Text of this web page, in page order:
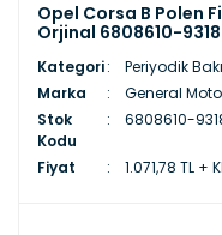
Opel Corsa B Polen
Orjinal 6808610-
Kategori
Periyodik
Marka
General
Stok
Kodu
6808610-
Fiyat 1.071,78 TL +